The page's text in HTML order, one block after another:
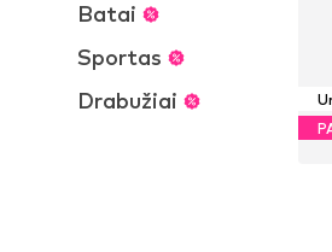
Batai
Sportas
Drabužiai